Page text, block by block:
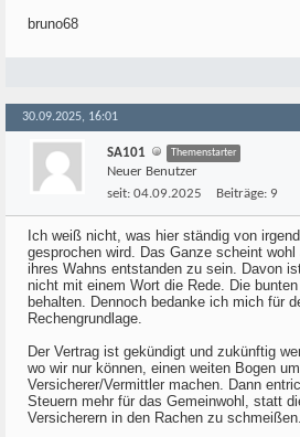
bruno68
30.09.2025, 16:01
SA101 Themenstarter
Neuer Benutzer
seit: 04.09.2025 Beiträge: 9
Ich weiß nicht, was hier ständig von
gesprochen wird. Das Ganze scheint
ihres Wahns entstanden zu sein. Davon
nicht mit einem Wort die Rede. Die
behalten. Dennoch bedanke ich mich für
Rechengrundlage.
Der Vertrag ist gekündigt und zukünftig
wo wir nur können, einen weiten Bogen
Versicherer/Vermittler machen. Dann
Steuern mehr für das Gemeinwohl, statt
Versicherern in den Rachen zu schmeißen.